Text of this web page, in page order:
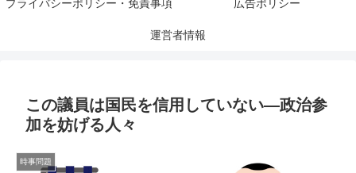
プライバシーポリシー・免責事項 広告ポリシー
運営者情報
この議員は国民を信用していない—政治参
加を妨げる人々
時事問題